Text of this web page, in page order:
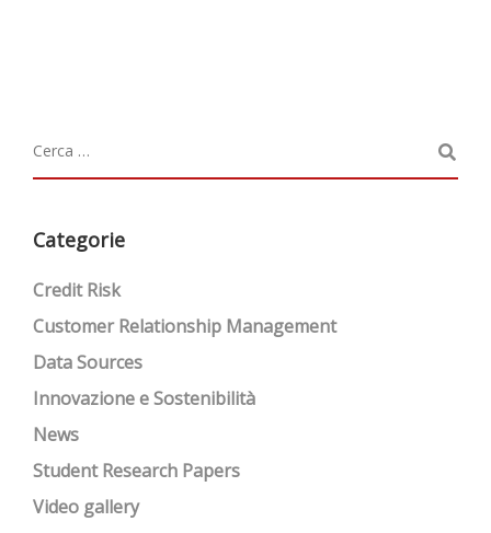
Categorie
Credit Risk
Customer Relationship Management
Data Sources
Innovazione e Sostenibilità
News
Student Research Papers
Video gallery